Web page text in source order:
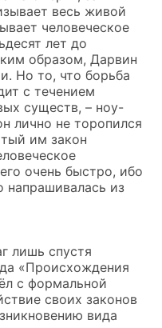
весь живой
человеческое
лет до
образом, Дарвин
Но то, что борьба
с течением
существ, – ноу-
лично не торопился
им закон
очень быстро, ибо
напрашивалась из
лишь спустя
«Происхождения
с формальной
своих законов
вида